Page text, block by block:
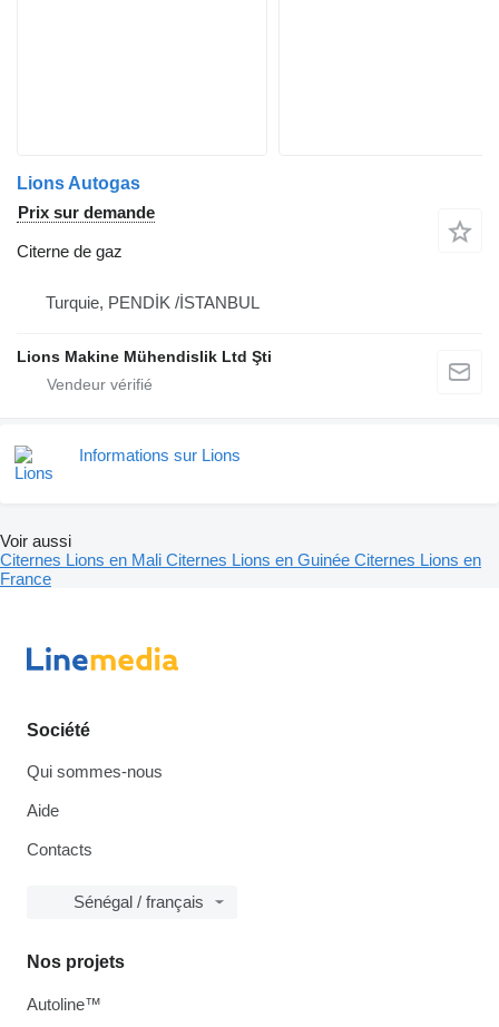
Lions Autogas
Prix sur demande
Citerne de gaz
Turquie, PENDİK /İSTANBUL
Lions Makine Mühendislik Ltd Şti
Informations sur Lions
Voir aussi
Citernes Lions en Mali Citernes Lions en Guinée Citernes Lions en
France
Société
Qui sommes-nous
Aide
Contacts
Sénégal / français
Nos projets
Autoline™